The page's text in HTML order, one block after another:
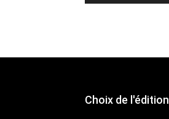
Choix de l'édition